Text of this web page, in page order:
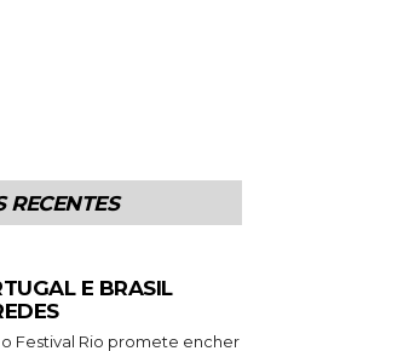
RECENTES
E BRASIL
o Festival Rio promete encher